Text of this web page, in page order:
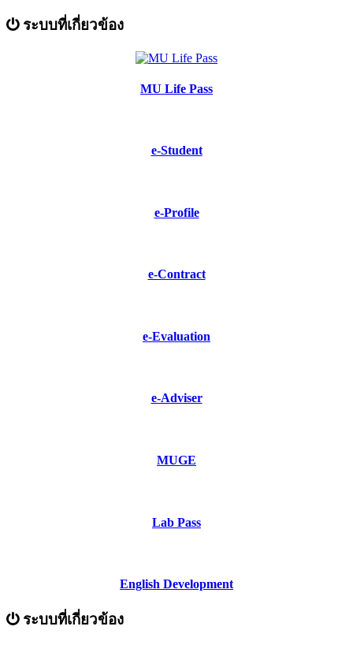
ระบบที่เกี่ยวข้อง
MU Life Pass
e-Student
e-Profile
e-Contract
e-Evaluation
e-Adviser
MUGE
Lab Pass
English Development
ระบบที่เกี่ยวข้อง